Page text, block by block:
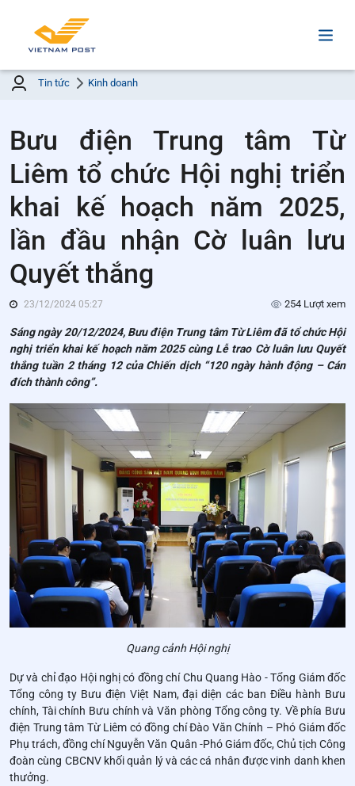
Tin tức Kinh doanh
Bưu điện Trung tâm Từ
Liêm tổ chức Hội nghị triển
khai kế hoạch năm 2025,
lần đầu nhận Cờ luân lưu
Quyết thắng
23/12/2024 05:27 254 Lượt xem
Sáng ngày 20/12/2024, Bưu điện Trung tâm Từ Liêm đã tổ chức Hội
nghị triển khai kế hoạch năm 2025 cùng Lễ trao Cờ luân lưu Quyết
thắng tuần 2 tháng 12 của Chiến dịch “120 ngày hành động – Cán
đích thành công”.
Quang cảnh Hội nghị
Dự và chỉ đạo Hội nghị có đồng chí Chu Quang Hào - Tổng Giám đốc
Tổng công ty Bưu điện Việt Nam, đại diện các ban Điều hành Bưu
chính, Tài chính Bưu chính và Văn phòng Tổng công ty. Về phía Bưu
điện Trung tâm Từ Liêm có đồng chí Đào Văn Chính – Phó Giám đốc
Phụ trách, đồng chí Nguyễn Văn Quân -Phó Giám đốc, Chủ tịch Công
đoàn cùng CBCNV khối quản lý và các cá nhân được vinh danh khen
thưởng.